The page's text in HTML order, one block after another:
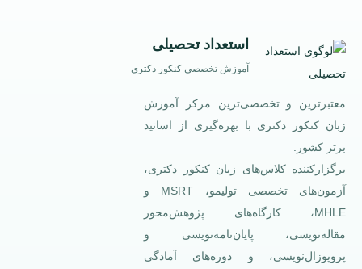
استعداد تحصیلی
آموزش تخصصی کنکور دکتری
معتبرترین و تخصصی‌ترین مرکز آموزش
زبان کنکور دکتری با بهره‌گیری از اساتید
برتر کشور.
برگزارکننده کلاس‌های زبان کنکور دکتری،
آزمون‌های تخصصی تولیمو، MSRT و
MHLE، کارگاه‌های پژوهش‌محور
مقاله‌نویسی، پایان‌نامه‌نویسی و
پروپوزال‌نویسی، و دوره‌های آمادگی